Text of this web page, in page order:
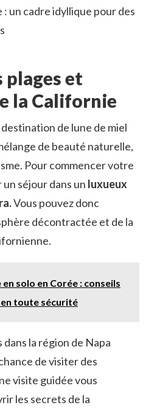
: un cadre idyllique pour des
et
la Californie
de lune de miel
de beauté naturelle,
Pour commencer votre
séjour dans un luxueux
Vous pouvez donc
décontractée et de la
en solo en Corée : conseils
toute sécurité
la région de Napa
de visiter des
visite guidée vous
les secrets de la